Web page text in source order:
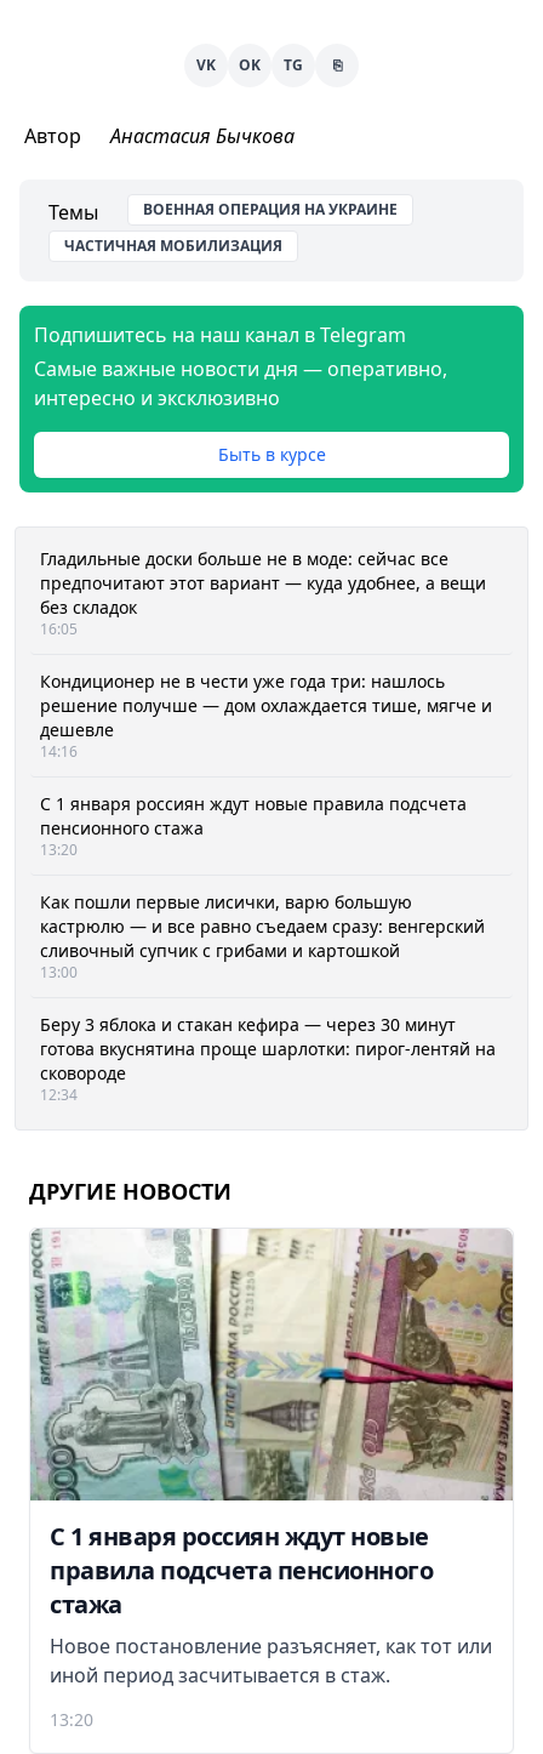
VK OK TG ⎘
Автор Анастасия Бычкова
Темы
ВОЕННАЯ ОПЕРАЦИЯ НА УКРАИНЕ
ЧАСТИЧНАЯ МОБИЛИЗАЦИЯ
Подпишитесь на наш канал в Telegram
Самые важные новости дня — оперативно,
интересно и эксклюзивно
Быть в курсе
Гладильные доски больше не в моде: сейчас все
предпочитают этот вариант — куда удобнее, а вещи
без складок
16:05
Кондиционер не в чести уже года три: нашлось
решение получше — дом охлаждается тише, мягче и
дешевле
14:16
С 1 января россиян ждут новые правила подсчета
пенсионного стажа
13:20
Как пошли первые лисички, варю большую
кастрюлю — и все равно съедаем сразу: венгерский
сливочный супчик с грибами и картошкой
13:00
Беру 3 яблока и стакан кефира — через 30 минут
готова вкуснятина проще шарлотки: пирог-лентяй на
сковороде
12:34
ДРУГИЕ НОВОСТИ
С 1 января россиян ждут новые
правила подсчета пенсионного
стажа
Новое постановление разъясняет, как тот или
иной период засчитывается в стаж.
13:20